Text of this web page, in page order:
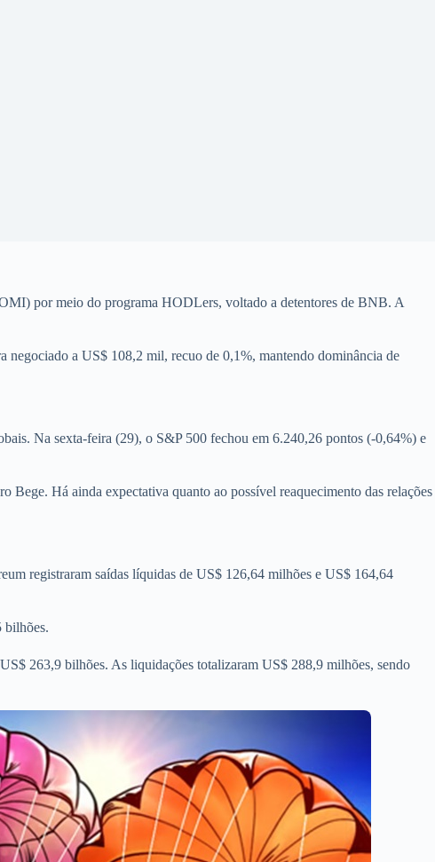
por meio do programa HODLers, voltado a detentores de BNB. A
a US$ 108,2 mil, recuo de 0,1%, mantendo dominância de
Na sexta-feira (29), o S&P 500 fechou em 6.240,26 pontos (-0,64%) e
Bege. Há ainda expectativa quanto ao possível reaquecimento das relações
registraram saídas líquidas de US$ 126,64 milhões e US$ 164,64
bilhões.
263,9 bilhões. As liquidações totalizaram US$ 288,9 milhões, sendo